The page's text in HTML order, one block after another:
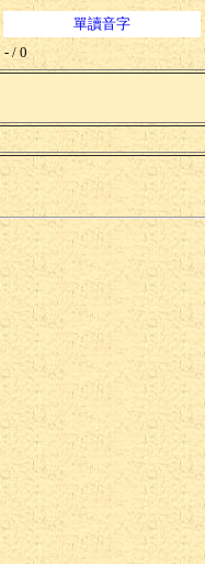
單讀音字
- / 0